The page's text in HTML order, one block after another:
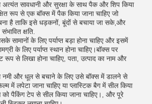
अत्यंत सावधानी और सुरक्षा के साथ पैक और शिप किया
रूप से एक बॉक्स में पैक किया जाना चाहिए जो
है ताकि इसे धड़कनों, बूंदों से बचाया जा सके,और
क्षति.
सामानों के लिए पर्याप्त बड़ा होना चाहिए और इसमें
के लिए पर्याप्त स्थान होना चाहिए।बॉक्स पर
रूप से लिखा होना चाहिए, पता, उत्पाद का नाम और
नमी और धूल से बचाने के लिए उसे बॉक्स में डालने से
में लपेटा जाना चाहिए या प्लास्टिक बैग में सील किया
को पैकिंग टेप से सील किया जाना चाहिए।, और पूरे